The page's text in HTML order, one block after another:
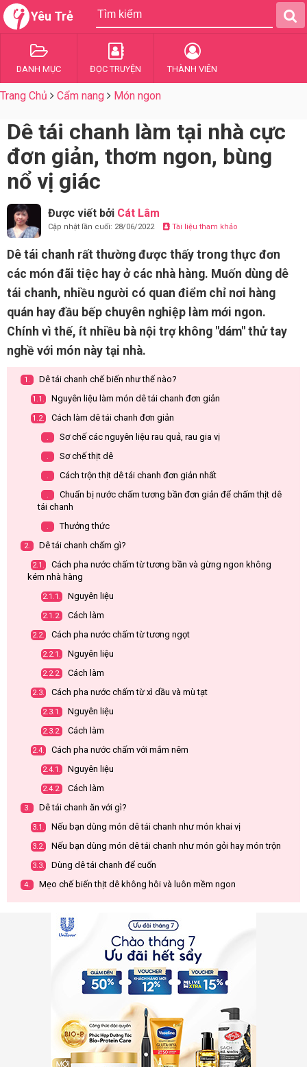
Yêu Trẻ
DANH MỤC ĐỌC TRUYỆN THÀNH VIÊN
Trang Chủ Cẩm nang Món ngon
Dê tái chanh làm tại nhà cực
đơn giản, thơm ngon, bùng
nổ vị giác
Được viết bởi Cát Lâm
Cập nhật lần cuối: 28/06/2022 Tài liệu tham khảo
Dê tái chanh rất thường được thấy trong thực đơn
các món đãi tiệc hay ở các nhà hàng. Muốn dùng dê
tái chanh, nhiều người có quan điểm chỉ nơi hàng
quán hay đầu bếp chuyên nghiệp làm mới ngon.
Chính vì thế, ít nhiều bà nội trợ không "dám" thử tay
nghề với món này tại nhà.
1. Dê tái chanh chế biến như thế nào?
1.1. Nguyên liệu làm món dê tái chanh đơn giản
1.2. Cách làm dê tái chanh đơn giản
. Sơ chế các nguyên liệu rau quả, rau gia vị
. Sơ chế thịt dê
. Cách trộn thịt dê tái chanh đơn giản nhất
.
Chuẩn bị nước chấm tương bần đơn giản để chấm thịt dê
tái chanh
. Thưởng thức
2. Dê tái chanh chấm gì?
2.1.
Cách pha nước chấm từ tương bần và gừng ngon không
kém nhà hàng
2.1.1. Nguyên liệu
2.1.2. Cách làm
2.2. Cách pha nước chấm từ tương ngọt
2.2.1. Nguyên liệu
2.2.2. Cách làm
2.3. Cách pha nước chấm từ xì dầu và mù tạt
2.3.1. Nguyên liệu
2.3.2. Cách làm
2.4. Cách pha nước chấm với mắm nêm
2.4.1. Nguyên liệu
2.4.2. Cách làm
3. Dê tái chanh ăn với gì?
3.1. Nếu bạn dùng món dê tái chanh như món khai vị
3.2. Nếu bạn dùng món dê tái chanh như món gỏi hay món trộn
3.3. Dùng dê tái chanh để cuốn
4. Mẹo chế biến thịt dê không hôi và luôn mềm ngon